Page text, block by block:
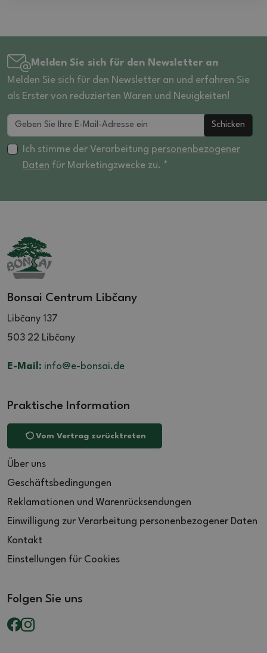
Melden Sie sich für den Newsletter an
Melden Sie sich für den Newsletter an und erfahren Sie
als Erster von reduzierten Waren und Neuigkeiten!
Schicken
Ich stimme der Verarbeitung personenbezogener
Daten für Marketingzwecke zu. *
Bonsai Centrum Libčany
Libčany 137
503 22 Libčany
E-Mail: info@e-bonsai.de
Praktische Information
Vom Vertrag zurücktreten
Über uns
Geschäftsbedingungen
Reklamationen und Warenrücksendungen
Einwilligung zur Verarbeitung personenbezogener Daten
Kontakt
Einstellungen für Cookies
Folgen Sie uns